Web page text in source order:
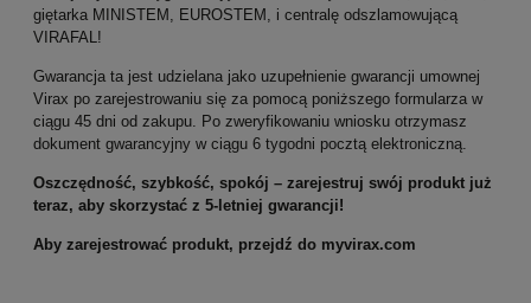
giętarka MINISTEM, EUROSTEM, i centralę odszlamowującą
VIRAFAL!
Gwarancja ta jest udzielana jako uzupełnienie gwarancji umownej
Virax po zarejestrowaniu się za pomocą poniższego formularza w
ciągu 45 dni od zakupu. Po zweryfikowaniu wniosku otrzymasz
dokument gwarancyjny w ciągu 6 tygodni pocztą elektroniczną.
Oszczędność, szybkość, spokój – zarejestruj swój produkt już
teraz, aby skorzystać z 5-letniej gwarancji!
Aby zarejestrować produkt, przejdź do myvirax.com